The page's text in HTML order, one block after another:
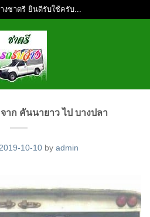
งชาตรี ยินดีรับใช้ครับ...
าก คันนายาว ไป บางปลา
2019-10-10 by admin